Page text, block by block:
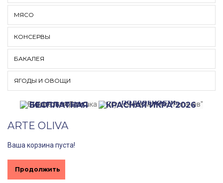
МЯСО
КОНСЕРВЫ
БАКАЛЕЯ
ЯГОДЫ И ОВОЩИ
БЕСПЛАТНАЯ
ПОДРОБНОСТИ...
КРАСНАЯ ИКРА 2026
ПОДРОБНОСТИ...
ARTE OLIVA
Ваша корзина пуста!
Продолжить